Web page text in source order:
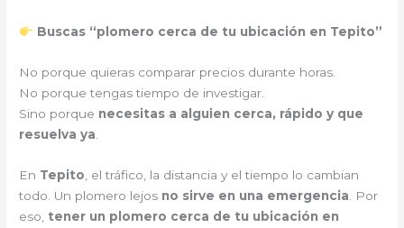
Buscas “plomero cerca de tu ubicación en Tepito”
No porque quieras comparar precios durante horas.
No porque tengas tiempo de investigar.
Sino porque necesitas a alguien cerca, rápido y que
resuelva ya
En Tepito , el tráfico, la distancia y el tiempo lo cambian
todo. Un plomero lejos no sirve en una emergencia . Por
eso, tener un plomero cerca de tu ubicación en